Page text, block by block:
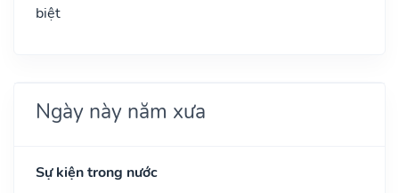
biệt
Ngày này năm xưa
Sự kiện trong nước